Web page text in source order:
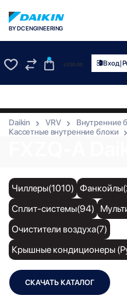
BY DC ENGINEERING
0
UZS0.00 Вход|
Daikin VRV
Внутренние
Кассетные внутренние блоки
Чиллеры(1010)
Сплит-системы(94)
Очистители воздуха(7)
Крышные кондиционеры
СКАЧАТЬ КАТАЛОГ